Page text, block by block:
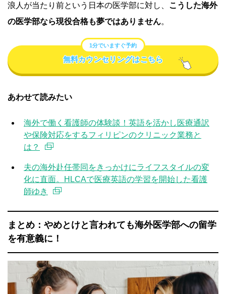
浪人が当たり前という日本の医学部に対し、 こうした海外
の医学部なら現役合格も夢ではありません。
1分でいますぐ予約
無料カウンセリングはこちら
あわせて読みたい
海外で働く看護師の体験談！英語を活かし医療通訳
や保険対応をするフィリピンのクリニック業務と
は？
夫の海外赴任帯同をきっかけにライフスタイルの変
化に直面。HLCAで医療英語の学習を開始した看護
師ゆき
まとめ：やめとけと言われても海外医学部への留学
を有意義に！